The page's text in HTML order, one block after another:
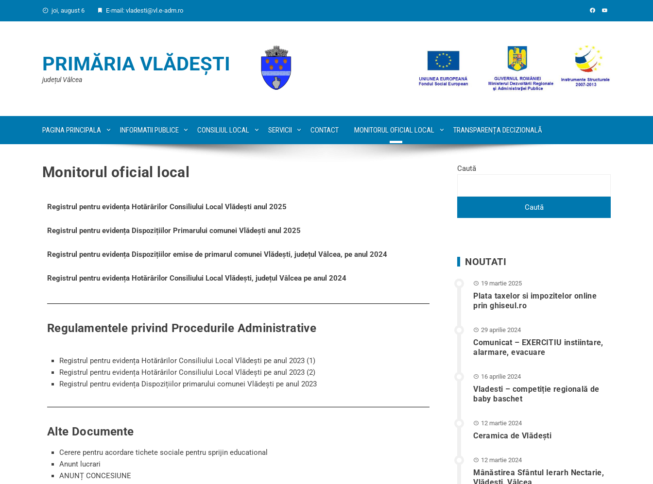
joi, august 6 E-mail: vladesti@vl.e-adm.ro
PRIMĂRIA VLĂDEȘTI
județul Vâlcea
PAGINA PRINCIPALA INFORMATII PUBLICE CONSILIUL LOCAL SERVICII CONTACT MONITORUL OFICIAL LOCAL TRANSPARENȚA DECIZIONALĂ
Monitorul oficial local
Registrul pentru evidența Hotărârilor Consiliului Local Vlădești anul 2025
Registrul pentru evidența Dispozițiilor Primarului comunei Vlădești anul 2025
Registrul pentru evidența Dispozițiilor emise de primarul comunei Vlădești, județul Vâlcea, pe anul 2024
Registrul pentru evidența Hotărârilor Consiliului Local Vlădești, județul Vâlcea pe anul 2024
Regulamentele privind Procedurile Administrative
Registrul pentru evidența Hotărârilor Consiliului Local Vlădești pe anul 2023 (1)
Registrul pentru evidența Hotărârilor Consiliului Local Vlădești pe anul 2023 (2)
Registrul pentru evidența Dispozițiilor primarului comunei Vlădești pe anul 2023
Alte Documente
Cerere pentru acordare tichete sociale pentru sprijin educational
Anunt lucrari
ANUNȚ CONCESIUNE
Caută
Caută
NOUTATI
19 martie 2025
Plata taxelor si impozitelor online
prin ghiseul.ro
29 aprilie 2024
Comunicat – EXERCITIU instiintare,
alarmare, evacuare
16 aprilie 2024
Vladesti – competiție regională de
baby baschet
12 martie 2024
Ceramica de Vlădești
12 martie 2024
Mânăstirea Sfântul Ierarh Nectarie,